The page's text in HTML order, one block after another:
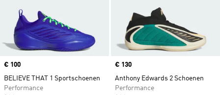
Price
€ 100
BELIEVE THAT 1 Sportschoenen
Performance
Price
€ 130
Anthony Edwards 2 Schoenen
Performance